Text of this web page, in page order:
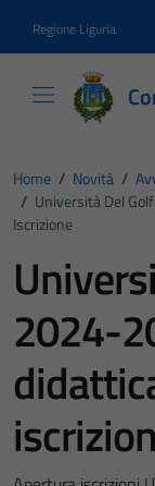
Regione Liguria
Home / Novità /
/ Università Del
Iscrizione
2024-